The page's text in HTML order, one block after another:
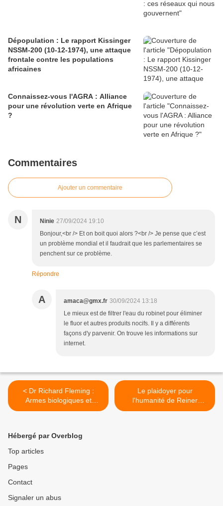
Dépopulation : Le rapport Kissinger
NSSM-200 (10-12-1974), une attaque
frontale contre les populations
africaines
Connaissez-vous l'AGRA : Alliance
pour une révolution verte en Afrique
?
Commentaires
Ajouter un commentaire
N Ninie 27/09/2024 19:10
Bonjour,<br /> Et on boit quoi alors ?<br /> Je pense que c’est
un problème mondial et il faudrait que les parlementaires se
penchent sur ce problème.
Répondre
A amaca@gmx.fr 30/09/2024 13:18
Le mieux est de filtrer l'eau du robinet pour éliminer
le fluor et autres produits nocifs. Il y a différents
façons d'y parvenir. On trouve les informations sur
internet.
< Dr Richard Fleming :
Armes biologiques et
eugénisme : sommes-nous
Le plaidoyer pour
l'humanité de Reiner
Fuellmich, juste avant son
Hébergé par Overblog
Top articles
Pages
Contact
Signaler un abus